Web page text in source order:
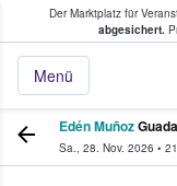
Der Marktplatz für
abgesichert.
Menü
Tickets
Edén Muñoz
Sa., 28. Nov. 2026 •